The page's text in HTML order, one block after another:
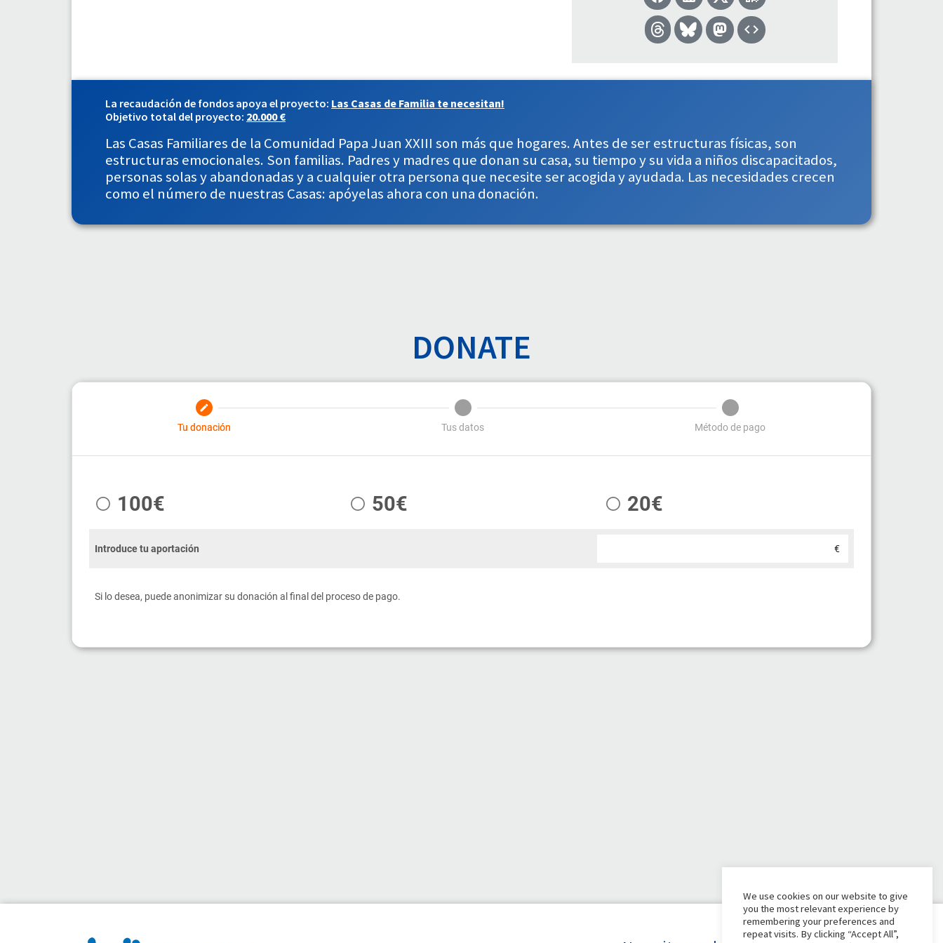
La recaudación de fondos apoya el proyecto: Las Casas de Familia te necesitan!
Objetivo total del proyecto: 20.000 €
Las Casas Familiares de la Comunidad Papa Juan XXIII son más que hogares. Antes de ser estructuras físicas, son
estructuras emocionales. Son familias. Padres y madres que donan su casa, su tiempo y su vida a niños discapacitados,
personas solas y abandonadas y a cualquier otra persona que necesite ser acogida y ayudada. Las necesidades crecen
como el número de nuestras Casas: apóyelas ahora con una donación.
DONATE
We use cookies on our website to give
you the most relevant experience by
remembering your preferences and
repeat visits. By clicking “Accept All”,